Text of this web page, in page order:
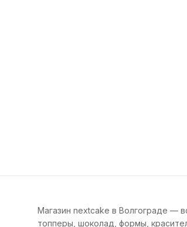
Магазин nextcake в Волгограде —
топперы, шоколад, формы,